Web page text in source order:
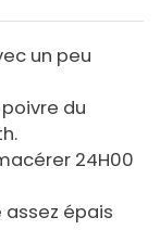
un peu
du
24H00
épais